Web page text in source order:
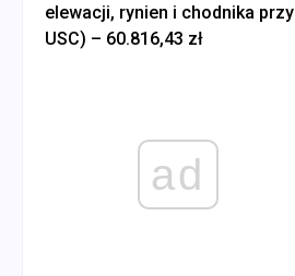
elewacji, rynien i chodnika przy
USC) – 60.816,43 zł
ad